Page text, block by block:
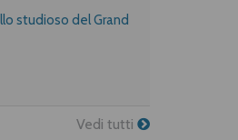
studioso del Grand
Vedi tutti